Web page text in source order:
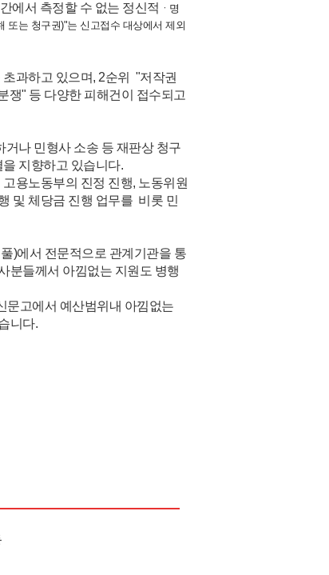
에서 측정할 수 없는 정신적 ㆍ명
또는 청구권)"는 신고접수 대상에서 제외
과하고 있으며, 2순위 "저작권
쟁" 등 다양한 피해건이 접수되고
나 민형사 소송 등 재판상 청구
지향하고 있습니다.
용노동부의 진정 진행, 노동위원
및 체당금 진행 업무를 비롯 민
)에서 전문적으로 관계기관을 통
분들께서 아낌없는 지원도 병행
문고에서 예산범위내 아낌없는
니다.